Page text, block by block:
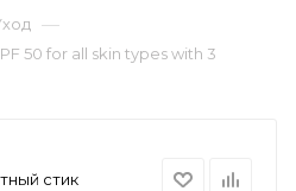
—
50 for all skin types with 3
стик